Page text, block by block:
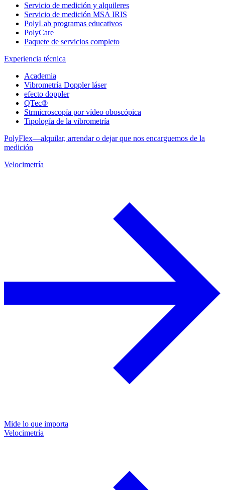
Servicio de medición y alquileres
Servicio de medición MSA IRIS
PolyLab programas educativos
PolyCare
Paquete de servicios completo
Experiencia técnica
Academia
Vibrometría Doppler láser
efecto doppler
QTec®
Strmicroscopía por vídeo oboscópica
Tipología de la vibrometría
PolyFlex—alquilar, arrendar o dejar que nos encarguemos de la
medición
Velocimetría
Mide lo que importa
Velocimetría